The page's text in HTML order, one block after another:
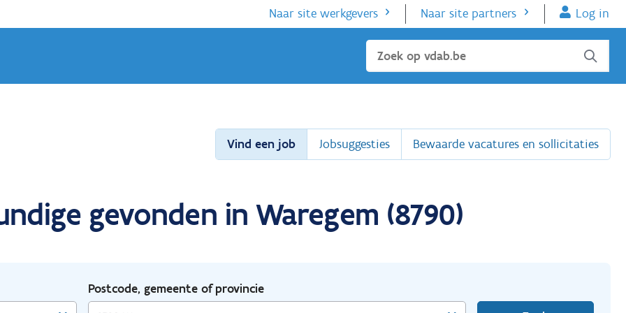
Naar site werkgevers Naar site partners Log in
Sluiten
Vind een job Jobsuggesties Bewaarde vacatures en sollicitaties
gevonden in Waregem (8790)
Postcode, gemeente of provincie